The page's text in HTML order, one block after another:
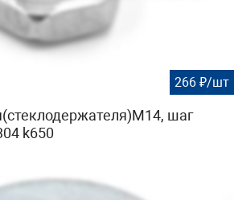
266 ₽/шт
шаг
k650